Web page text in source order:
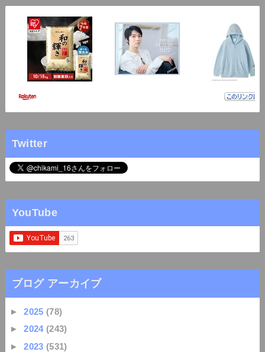
Twitter
YouTube
ブログ アーカイブ
►2025 (78)
►2024 (243)
►2023 (531)